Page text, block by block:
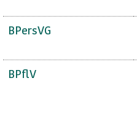
BPersVG
BPflV